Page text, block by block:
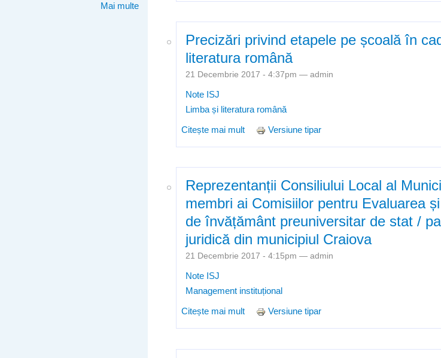
Mai multe
Precizări privind etapele pe școală în
literatura română
21 Decembrie 2017 - 4:37pm —admin
Note ISJ
Limba și literatura română
Citește mai mult despre Precizări privind etapele pe școală în
Versiune tipar
Reprezentanții Consiliului Local al
membri ai Comisiilor pentru Evaluarea
de învățământ preuniversitar de stat /
juridică din municipiul Craiova
21 Decembrie 2017 - 4:15pm —admin
Note ISJ
Management instituțional
Citește mai mult
despre Reprezentanții Consiliului Local al
pentru Evaluarea și Asigurarea Calității în
Versiune tipar